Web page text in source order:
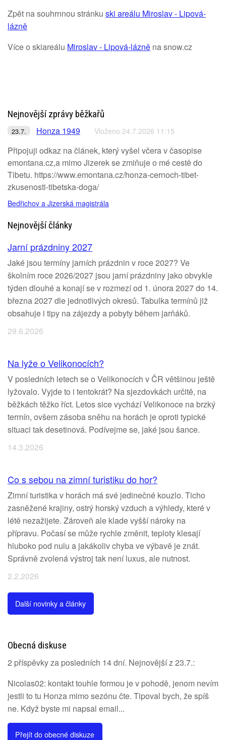
Zpět na souhrnnou stránku ski areálu Miroslav - Lipová-
lázně
Více o skiareálu Miroslav - Lipová-lázně na snow.cz
Nejnovější zprávy běžkařů
23.7. Honza 1949 Vloženo 24.7.2026 11:15
Připojuji odkaz na článek, který vyšel včera v časopise
emontana.cz,a mimo Jizerek se zmiňuje o mé cestě do
Tibetu. https://www.emontana.cz/honza-cernoch-tibet-
zkusenosti-tibetska-doga/
Bedřichov a Jizerská magistrála
Nejnovější články
Jarní prázdniny 2027
Jaké jsou termíny jarních prázdnin v roce 2027? Ve
školním roce 2026/2027 jsou jarní prázdniny jako obvykle
týden dlouhé a konají se v rozmezí od 1. února 2027 do 14.
března 2027 dle jednotlivých okresů. Tabulka termínů již
obsahuje i tipy na zájezdy a pobyty během jarňáků.
29.6.2026
Na lyže o Velikonocích?
V posledních letech se o Velikonocích v ČR většinou ještě
lyžovalo. Vyjde to i tentokrát? Na sjezdovkách určitě, na
běžkách těžko říct. Letos sice vychází Velikonoce na brzký
termín, ovšem zásoba sněhu na horách je oproti typické
situaci tak desetinová. Podívejme se, jaké jsou šance.
14.3.2026
Co s sebou na zimní turistiku do hor?
Zimní turistika v horách má své jedinečné kouzlo. Ticho
zasněžené krajiny, ostrý horský vzduch a výhledy, které v
létě nezažijete. Zároveň ale klade vyšší nároky na
přípravu. Počasí se může rychle změnit, teploty klesají
hluboko pod nulu a jakákoliv chyba ve výbavě je znát.
Správně zvolená výstroj tak není luxus, ale nutnost.
2.2.2026
Další novinky a články
Obecná diskuse
2 příspěvky za posledních 14 dní. Nejnovější z 23.7.:
Nicolas02: kontakt touhle formou je v pohodě, jenom nevím
jestli to tu Honza mimo sezónu čte. Tipoval bych, že spíš
ne. Když byste mi napsal email...
Přejít do obecné diskuze